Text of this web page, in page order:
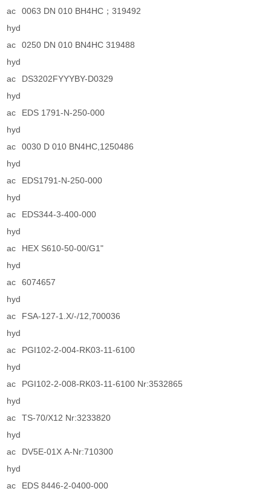
ac
0063 DN 010 BH4HC；319492
hyd
ac
0250 DN 010 BN4HC 319488
hyd
ac
DS3202FYYYBY-D0329
hyd
ac
EDS 1791-N-250-000
hyd
ac
0030 D 010 BN4HC,1250486
hyd
ac
EDS1791-N-250-000
hyd
ac
EDS344-3-400-000
hyd
ac
HEX S610-50-00/G1"
hyd
ac
6074657
hyd
ac
FSA-127-1.X/-/12,700036
hyd
ac
PGI102-2-004-RK03-11-6100
hyd
ac
PGI102-2-008-RK03-11-6100 Nr:3532865
hyd
ac
TS-70/X12 Nr:3233820
hyd
ac
DV5E-01X A-Nr:710300
hyd
ac
EDS 8446-2-0400-000